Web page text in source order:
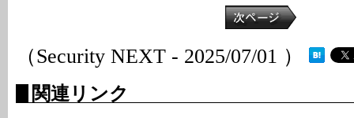
（Security NEXT - 2025/07/01 ）
関連リンク